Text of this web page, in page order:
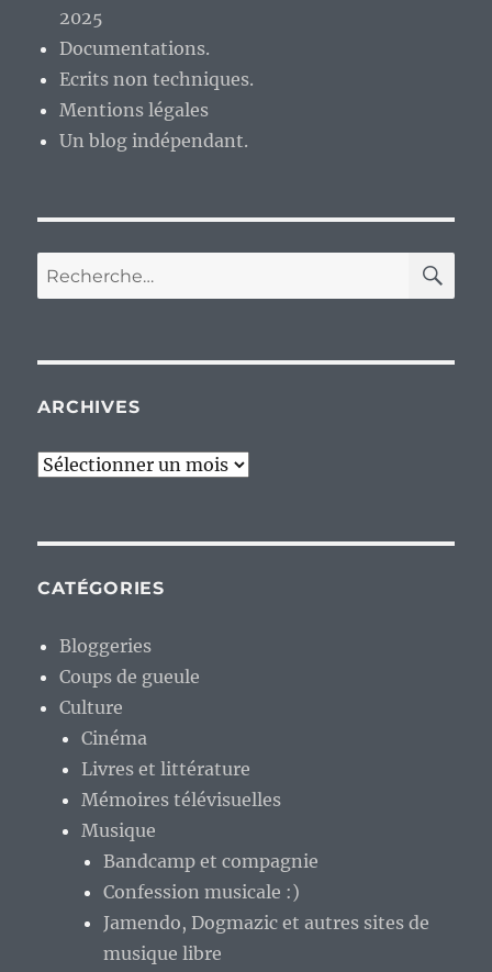
2025
Documentations.
Ecrits non techniques.
Mentions légales
Un blog indépendant.
Recherche
pour :
ARCHIVES
Archives
CATÉGORIES
Bloggeries
Coups de gueule
Culture
Cinéma
Livres et littérature
Mémoires télévisuelles
Musique
Bandcamp et compagnie
Confession musicale :)
Jamendo, Dogmazic et autres sites de
musique libre